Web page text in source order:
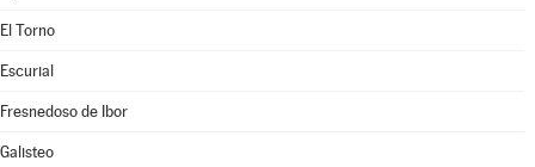
El Torno
Escurial
Fresnedoso de Ibor
Galisteo